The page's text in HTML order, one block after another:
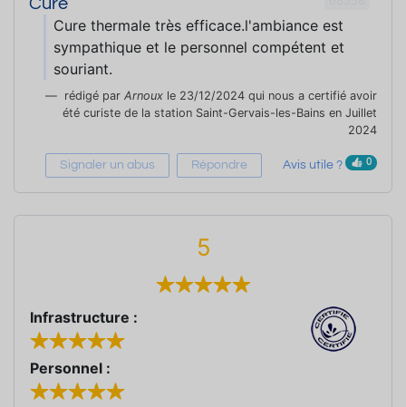
Cure
Cure thermale très efficace.l'ambiance est
sympathique et le personnel compétent et
souriant.
rédigé par Arnoux le 23/12/2024 qui nous a certifié avoir
été curiste de la station Saint-Gervais-les-Bains en Juillet
2024
Signaler un abus Répondre Avis utile ? 0
5
Infrastructure :
Personnel :